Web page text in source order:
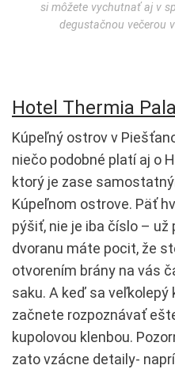
si môžete vychutnať aj v
degustačnou večerou
Hotel Thermia
Kúpeľný ostrov v
niečo podobné platí aj o
ktorý je zase
Kúpeľnom ostrove. Päť
pýšiť, nie je iba číslo –
dvoranu máte pocit, že
otvorením brány na vás
saku. A keď sa
začnete rozpoznávať
kupolovou klenbou.
zato vzácne detaily-